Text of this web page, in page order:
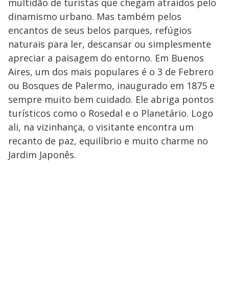
multidão de turistas que chegam atraídos pelo
dinamismo urbano. Mas também pelos
encantos de seus belos parques, refúgios
naturais para ler, descansar ou simplesmente
apreciar a paisagem do entorno. Em Buenos
Aires, um dos mais populares é o 3 de Febrero
ou Bosques de Palermo, inaugurado em 1875 e
sempre muito bem cuidado. Ele abriga pontos
turísticos como o Rosedal e o Planetário. Logo
ali, na vizinhança, o visitante encontra um
recanto de paz, equilíbrio e muito charme no
Jardim Japonês.